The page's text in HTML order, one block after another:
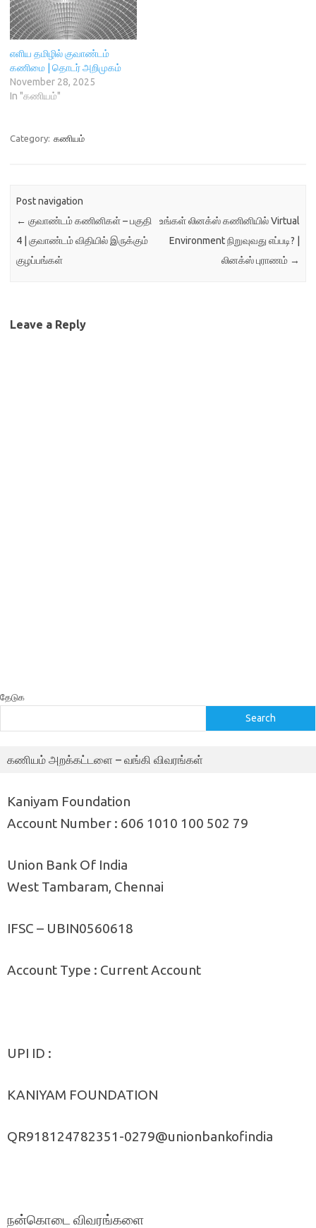
எளிய தமிழில் குவாண்டம்
கணிமை | தொடர் அறிமுகம்
November 28, 2025
In "கணியம்"
Category: கணியம்
Post navigation
← குவாண்டம் கணினிகள் – பகுதி
4 | குவாண்டம் விதியில் இருக்கும்
குழப்பங்கள்
உங்கள் லினக்ஸ் கணினியில் Virtual
Environment நிறுவுவது எப்படி? |
லினக்ஸ் புராணம் →
Leave a Reply
தேடுக
Search
கணியம் அறக்கட்டளை – வங்கி விவரங்கள்
Kaniyam Foundation
Account Number : 606 1010 100 502 79
Union Bank Of India
West Tambaram, Chennai
IFSC – UBIN0560618
Account Type : Current Account
UPI ID :
KANIYAM FOUNDATION
QR918124782351-0279@unionbankofindia
நன்கொடை விவரங்களை